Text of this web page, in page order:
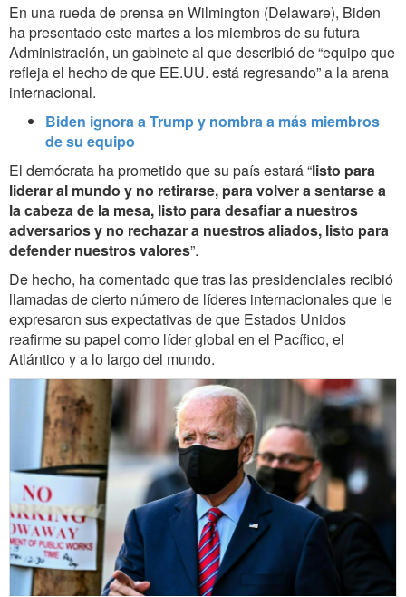
En una rueda de prensa en Wilmington (Delaware), Biden
ha presentado este martes a los miembros de su futura
Administración, un gabinete al que describió de “equipo que
refleja el hecho de que EE.UU. está regresando” a la arena
internacional.
Biden ignora a Trump y nombra a más miembros
de su equipo
El demócrata ha prometido que su país estará “listo para
liderar al mundo y no retirarse, para volver a sentarse a
la cabeza de la mesa, listo para desafiar a nuestros
adversarios y no rechazar a nuestros aliados, listo para
defender nuestros valores”.
De hecho, ha comentado que tras las presidenciales recibió
llamadas de cierto número de líderes internacionales que le
expresaron sus expectativas de que Estados Unidos
reafirme su papel como líder global en el Pacífico, el
Atlántico y a lo largo del mundo.